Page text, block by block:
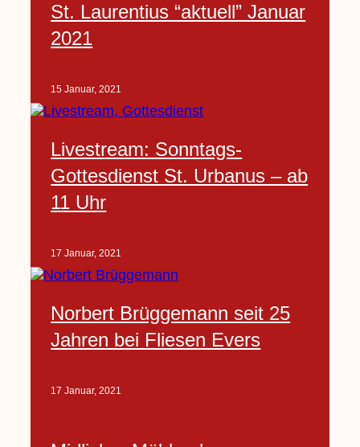
St. Laurentius “aktuell” Januar
2021
15 Januar, 2021
Livestream: Sonntags-
Gottesdienst St. Urbanus – ab
11 Uhr
17 Januar, 2021
Norbert Brüggemann seit 25
Jahren bei Fliesen Evers
17 Januar, 2021